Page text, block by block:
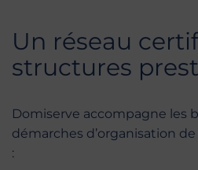
Un réseau
structures
Domiserve accompagne les
démarches d’organisation
: